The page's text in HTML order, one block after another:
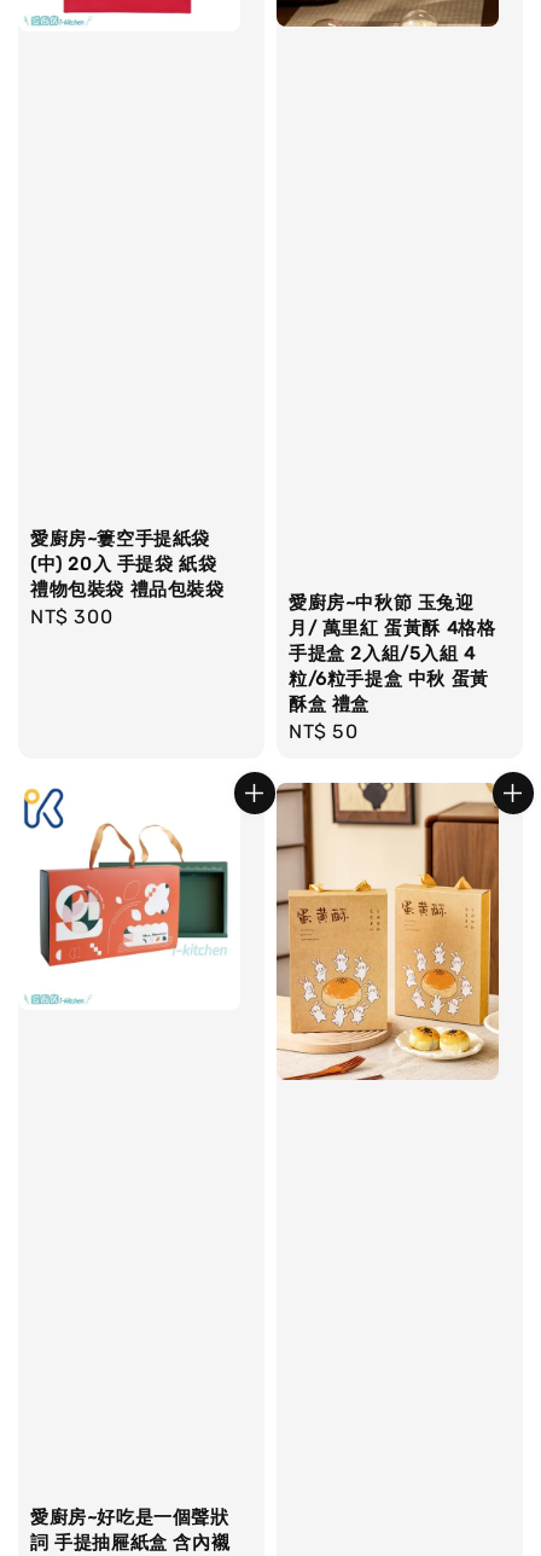
愛廚房~簍空手提紙袋
(中) 20入 手提袋 紙袋
禮物包裝袋 禮品包裝袋
Regular
NT$ 300
愛廚房~中秋節 玉兔迎
月/ 萬里紅 蛋黃酥 4格格
手提盒 2入組/5入組 4
粒/6粒手提盒 中秋 蛋黃
酥盒 禮盒
Regular
NT$ 50
愛廚房~好吃是一個聲狀
詞 手提抽屜紙盒 含內襯